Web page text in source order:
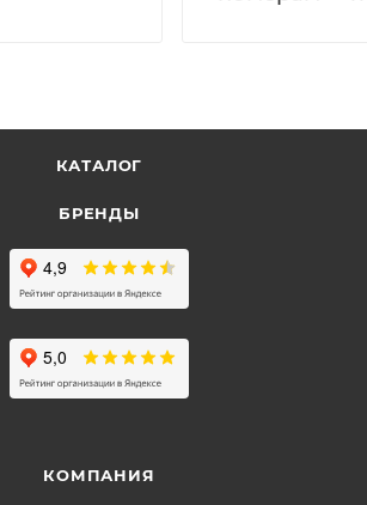
КАТАЛОГ
БРЕНДЫ
КОМПАНИЯ